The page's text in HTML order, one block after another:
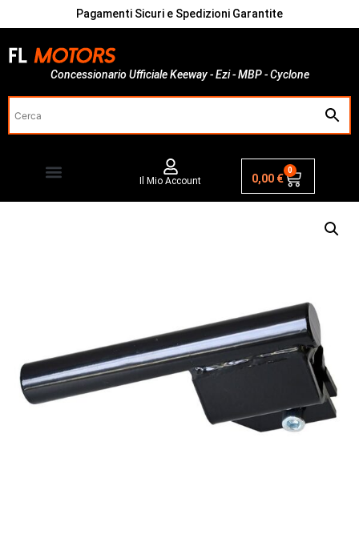
Pagamenti Sicuri e Spedizioni Garantite
Concessionario Ufficiale Keeway - Ezi - MBP - Cyclone
Il Mio Account 0,00 €
0